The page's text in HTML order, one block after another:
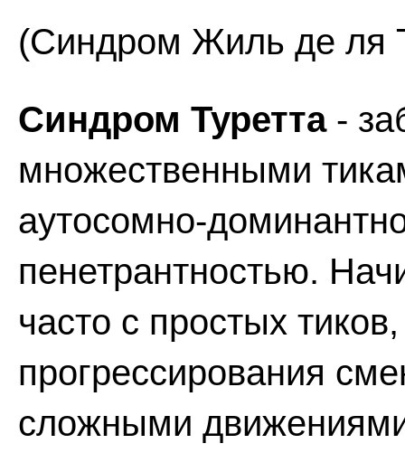
(Синдром Жиль де ля
Синдром Туретта-
множественными
аутосомно-
пенетрантностью.
часто с простых
прогрессирования
сложными